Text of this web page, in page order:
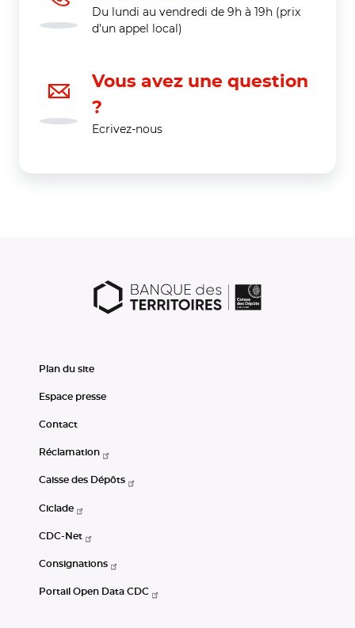
Du lundi au vendredi de 9h à 19h (prix
d'un appel local)
Vous avez une question
?
Ecrivez-nous
Plan du site
Espace presse
Contact
Réclamation
Caisse des Dépôts
Ciclade
CDC-Net
Consignations
Portail Open Data CDC